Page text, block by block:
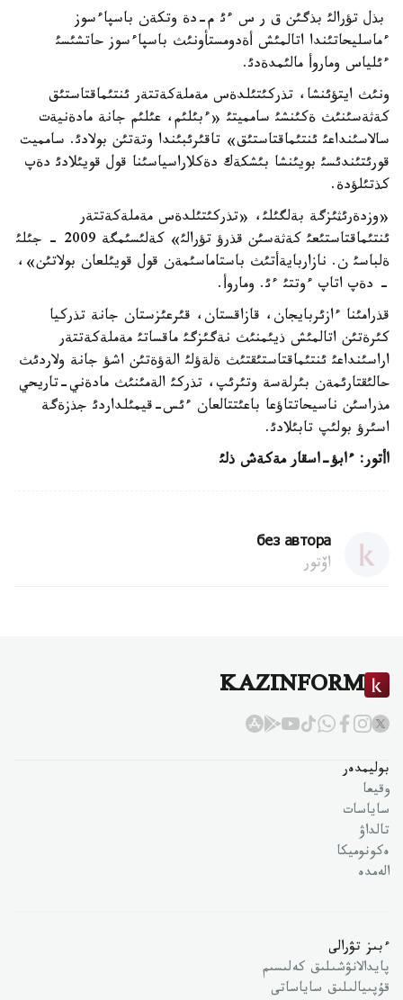
بذل تؤرالئ بذگئن ق ر س ءئ م-دة وتكةن باسپاءسوز
ءماسليحاتئندا اتالمئش أةدومستأونئث باسپاءسوز حاتشئسئ
ءئلياس وماروأ مالئمدةدئ.
ونئث ايتؤئنشا، تذركئتئلدةس مةملةكةتتةر ئنتئماقتاستئق
كةثةسئنئث ةكئنشئ سامميتئ «ءبئلئم، عئلئم جانة مادةنيةت
سالاسئنداعئ ئنتئماقتاستئق» تاقئرئبئندا وتةتئن بولادئ. سامميت
قورئتئندئسئ بويئنشا بئشكةك دةكلاراسياسئنا قول قويئلادئ دةپ
كذتئلؤدة.
«وزدةرئثئزگة بةلگئلئ، «تذركئتئلدةس مةملةكةتتةر
ئنتئماقتاستئعئ كةثةسئن قذرؤ تؤرالئ» كةلئسئمگة 2009 - جئلئ
ةلباسئ ن. نازاربايةأتئث باستاماسئمةن قول قويئلعان بولاتئن»،
- دةپ اتاپ ءوتتئ ءئ. وماروأ.
قذرامئنا ءازئربايجان، قازاقستان، قئرعئزستان جانة تذركيا
كئرةتئن اتالمئش ذيئمنئث نةگئزگئ ماقساتئ مةملةكةتتةر
اراسئنداعئ ئنتئماقتاستئقتئث ةلةؤلئ الةؤةتئن اشؤ جانة ولاردئث
حالئقتارئمةن بئرلةسة وتئرئپ، تذركئ الةمئنئث مادةني-تاريحي
مذراسئن ناسيحاتتاؤعا باعئتتالعان ءئس-قيمئلداردئ جذزةگة
اسئرؤ بولئپ تابئلادئ.
اأتور: ءابؤ-اسقار مةكةش ذلئ
без автора
اۆتور
KAZINFORM
بوليمدەر
وقيعا
ساياسات
تالداۋ
ەكونوميكا
الەمدە
ءبىز تۋرالى
پايدالانۋشىلىق كەلىسىم
قۇپىيالىلىق ساياساتى